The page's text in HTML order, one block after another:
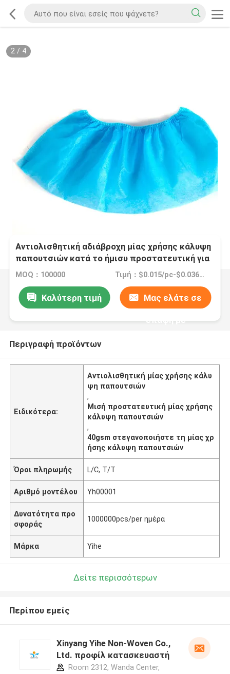
2/ 4
Αντιολισθητική αδιάβροχη μίας χρήσης κάλυψη
παπουτσιών κατά το ήμισυ προστατευτική για
τη χρήση γυναικών ανδρών
MOQ：100000 Τιμή：$0.015/pc-$0.036/pc
Καλύτερη τιμή Μας ελάτε σε
επαφή με
Περιγραφή προϊόντων
Ειδικότερα:
Αντιολισθητική μίας χρήσης κάλυ
ψη παπουτσιών
,
Μισή προστατευτική μίας χρήσης
κάλυψη παπουτσιών
,
40gsm στεγανοποιήστε τη μίας χρ
ήσης κάλυψη παπουτσιών
Όροι πληρωμής L/C, T/T
Αριθμό μοντέλου Yh00001
Δυνατότητα προ
σφοράς
1000000pcs/per ημέρα
Μάρκα Yihe
Δείτε περισσότερων
Περίπου εμείς
Xinyang Yihe Non-Woven Co.,
Ltd. προφίλ κατασκευαστή
Room 2312, Wanda Center,